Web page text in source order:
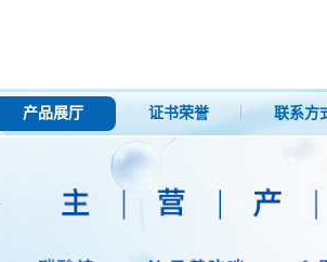
产品展厅 证书荣誉 联系方